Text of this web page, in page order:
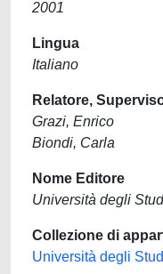
2001
Lingua
Italiano
Relatore,
Grazi, Enrico
Biondi, Carla
Nome Editore
Università degli
Collezione di
Università degli